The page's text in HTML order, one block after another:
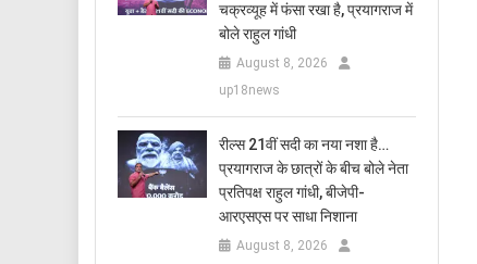
चक्रव्यूह में फंसा रखा है, प्रयागराज में
बोले राहुल गांधी
August 8, 2026
up18news
रील्स 21वीं सदी का नया नशा है…
प्रयागराज के छात्रों के बीच बोले नेता
प्रतिपक्ष राहुल गांधी, बीजेपी-
आरएसएस पर साधा निशाना
August 8, 2026